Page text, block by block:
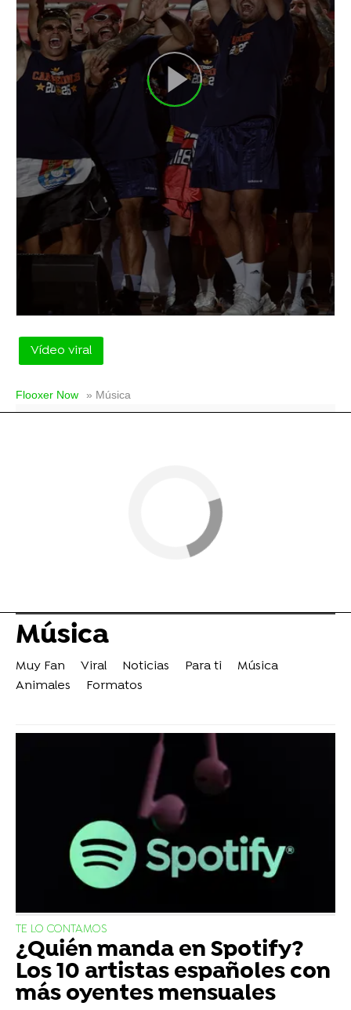
Vídeo viral
Flooxer Now » Música
Música
Muy Fan Viral Noticias Para ti
Música
Animales
Formatos
TE LO CONTAMOS
¿Quién manda en Spotify?
Los 10 artistas españoles con
más oyentes mensuales